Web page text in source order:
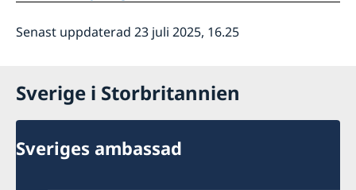
Senast uppdaterad 23 juli 2025, 16.25
Sverige i Storbritannien
Sveriges ambassad